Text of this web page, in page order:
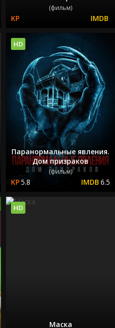
(фильм)
Паранормальные явления.
Дом призраков
(фильм)
5.8 6.5
HD
Маска
HD